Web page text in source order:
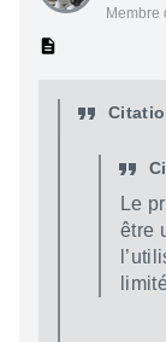
Membre
Le
être